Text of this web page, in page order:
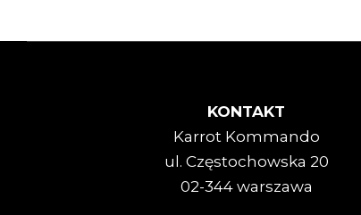
KONTAKT
Karrot Kommando
ul. Częstochowska 20
02-344 warszawa